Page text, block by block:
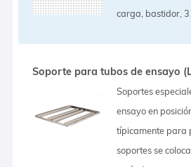
carga, bastidor,
Soporte para tubos de ensayo
Soportes
ensayo en
típicamente para
soportes se